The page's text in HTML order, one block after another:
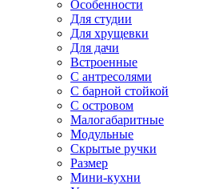
Особенности
Для студии
Для хрущевки
Для дачи
Встроенные
С антресолями
С барной стойкой
С островом
Малогабаритные
Модульные
Скрытые ручки
Размер
Мини-кухни